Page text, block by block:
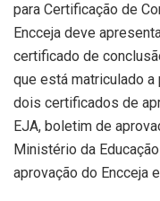
para Certificação de
Encceja deve
certificado de
que está matriculado
dois certificados de
EJA, boletim de
Ministério da
aprovação do Encceja